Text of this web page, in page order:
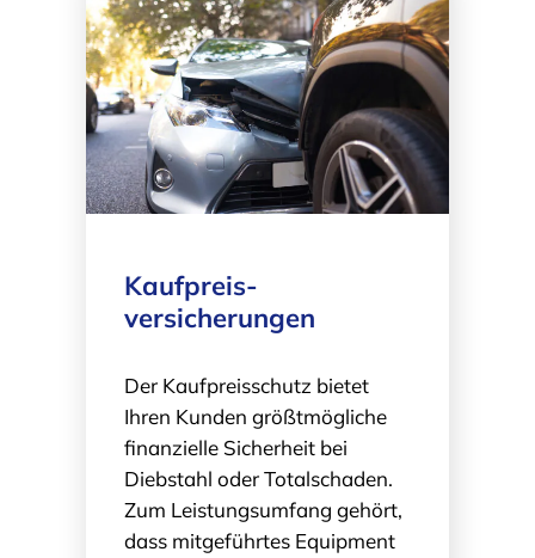
Kaufpreis­
versicherungen
Der Kaufpreisschutz bietet
Ihren Kunden größtmögliche
finanzielle Sicherheit bei
Diebstahl oder Totalschaden.
Zum Leistungs­umfang gehört,
dass mitgeführtes Equipment